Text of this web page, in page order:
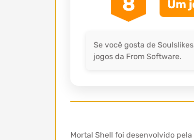
Um
Se você gosta de
jogos da From Software.
Mortal Shell foi desenvolvido